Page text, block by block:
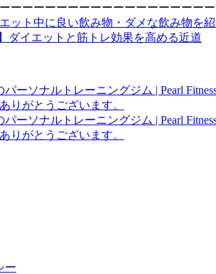
ーーーーーーーーーーーーーーーーー
ット中に良い飲み物・ダメな飲み物を紹
ダイエットと筋トレ効果を高める近道
パーソナルトレーニングジム | Pearl
りがとうございます。
パーソナルトレーニングジム | Pearl
りがとうございます。
ー